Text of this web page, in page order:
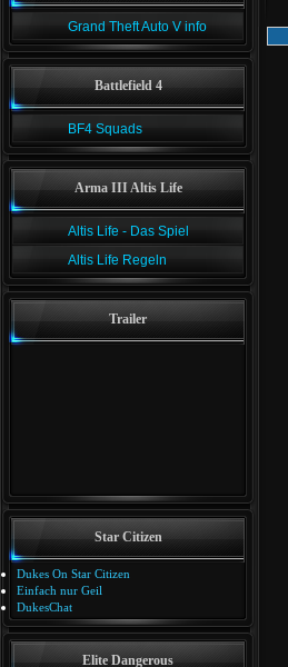
Grand Theft Auto V info
Battlefield 4
BF4 Squads
Arma III Altis Life
Altis Life - Das Spiel
Altis Life Regeln
Trailer
Star Citizen
Dukes On Star Citizen
Einfach nur Geil
DukesChat
Elite Dangerous